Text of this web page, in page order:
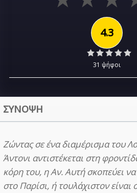
4.3
31 ψήφοι
ΣΥΝΟΨΗ
Ζώντας σε ένα διαμέρισμα του
Άντονι αντιστέκεται στη
κόρη του, η Αν. Αυτή σκοπεύει να
στο Παρίσι, ή τουλάχιστον είναι